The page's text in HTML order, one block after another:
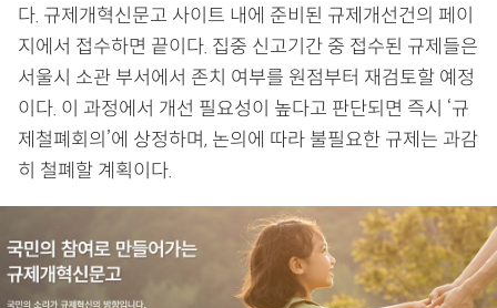
다. 규제개혁신문고 사이트 내에 준비된 규제개선건의 페이
지에서 접수하면 끝이다. 집중 신고기간 중 접수된 규제들은
서울시 소관 부서에서 존치 여부를 원점부터 재검토할 예정
이다. 이 과정에서 개선 필요성이 높다고 판단되면 즉시 ‘규
제철폐회의’에 상정하며, 논의에 따라 불필요한 규제는 과감
히 철폐할 계획이다.